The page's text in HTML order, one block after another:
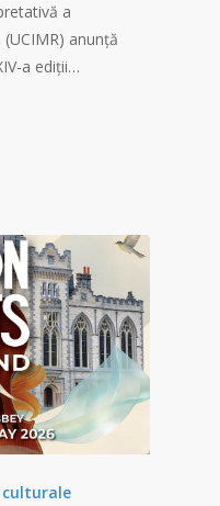
a
anunță
a ediții…
culturale